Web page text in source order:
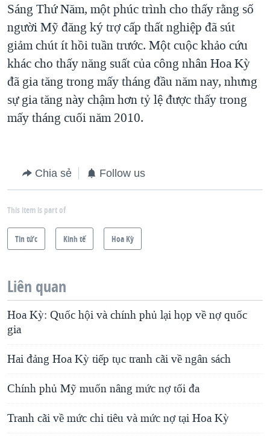
Sáng Thứ Năm, một phúc trình cho thấy rằng số
người Mỹ đăng ký trợ cấp thất nghiệp đã sút
giảm chút ít hồi tuần trước. Một cuộc khảo cứu
khác cho thấy năng suất của công nhân Hoa Kỳ
đã gia tăng trong mấy tháng đầu năm nay, nhưng
sự gia tăng này chậm hơn tỷ lệ được thấy trong
mấy tháng cuối năm 2010.
Chia sẻ Follow us
This item is part of
Tin tức Kinh tế Hoa Kỳ
Liên quan
Hoa Kỳ: Quốc hội và chính phủ lại họp về nợ quốc
gia
Hai đảng Hoa Kỳ tiếp tục tranh cãi về ngân sách
Chính phủ Mỹ muốn nâng mức nợ tối đa
Tranh cãi về mức chi tiêu và mức nợ tại Hoa Kỳ